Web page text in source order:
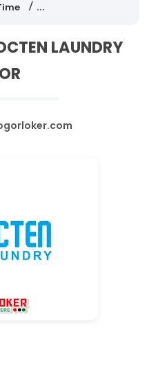
Lowongan Kerja
LAUNDRY